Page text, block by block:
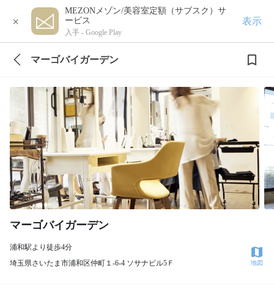
×
MEZONメゾン/美容室定額（サブスク）サ
ービス
入手 - Google Play
表示
マーゴバイガーデン
マーゴバイガーデン
浦和駅より徒歩4分
埼玉県さいたま市浦和区仲町１-6-4 ソサナビル5Ｆ
地図